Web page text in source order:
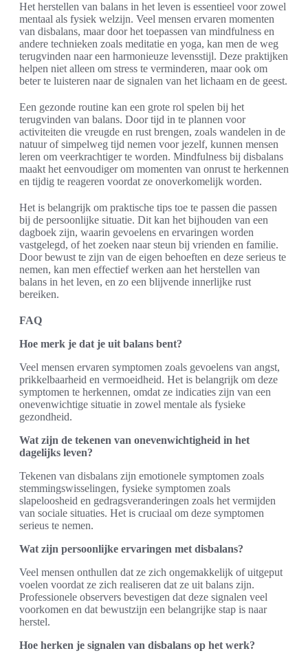
Het herstellen van balans in het leven is essentieel voor zowel
mentaal als fysiek welzijn. Veel mensen ervaren momenten
van disbalans, maar door het toepassen van mindfulness en
andere technieken zoals meditatie en yoga, kan men de weg
terugvinden naar een harmonieuze levensstijl. Deze praktijken
helpen niet alleen om stress te verminderen, maar ook om
beter te luisteren naar de signalen van het lichaam en de geest.
Een gezonde routine kan een grote rol spelen bij het
terugvinden van balans. Door tijd in te plannen voor
activiteiten die vreugde en rust brengen, zoals wandelen in de
natuur of simpelweg tijd nemen voor jezelf, kunnen mensen
leren om veerkrachtiger te worden. Mindfulness bij disbalans
maakt het eenvoudiger om momenten van onrust te herkennen
en tijdig te reageren voordat ze onoverkomelijk worden.
Het is belangrijk om praktische tips toe te passen die passen
bij de persoonlijke situatie. Dit kan het bijhouden van een
dagboek zijn, waarin gevoelens en ervaringen worden
vastgelegd, of het zoeken naar steun bij vrienden en familie.
Door bewust te zijn van de eigen behoeften en deze serieus te
nemen, kan men effectief werken aan het herstellen van
balans in het leven, en zo een blijvende innerlijke rust
bereiken.
FAQ
Hoe merk je dat je uit balans bent?
Veel mensen ervaren symptomen zoals gevoelens van angst,
prikkelbaarheid en vermoeidheid. Het is belangrijk om deze
symptomen te herkennen, omdat ze indicaties zijn van een
onevenwichtige situatie in zowel mentale als fysieke
gezondheid.
Wat zijn de tekenen van onevenwichtigheid in het
dagelijks leven?
Tekenen van disbalans zijn emotionele symptomen zoals
stemmingswisselingen, fysieke symptomen zoals
slapeloosheid en gedragsveranderingen zoals het vermijden
van sociale situaties. Het is cruciaal om deze symptomen
serieus te nemen.
Wat zijn persoonlijke ervaringen met disbalans?
Veel mensen onthullen dat ze zich ongemakkelijk of uitgeput
voelen voordat ze zich realiseren dat ze uit balans zijn.
Professionele observers bevestigen dat deze signalen veel
voorkomen en dat bewustzijn een belangrijke stap is naar
herstel.
Hoe herken je signalen van disbalans op het werk?